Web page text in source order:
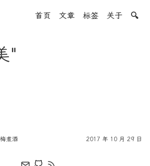
首页 文章 标签 关于 🔍
"
煮酒 2017 年 10 月 29 日